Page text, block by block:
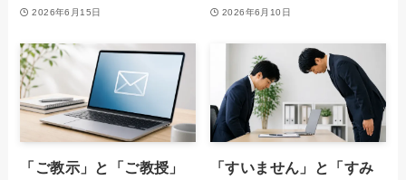
2026年6月15日 2026年6月10日
「ご教示」と「ご教授」
「すいません」と「すみ